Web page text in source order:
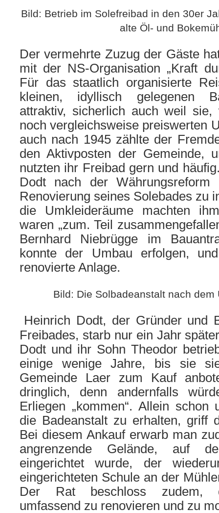
Bild: Betrieb im Solefreibad in den 30er
alte Öl- und
Der vermehrte Zuzug der Gäste
mit der NS-Organisation „Kraft
Für das staatlich organisierte
kleinen, idyllisch gelegenen
attraktiv, sicherlich auch weil
noch vergleichsweise preiswerten
auch nach 1945 zählte der
den Aktivposten der Gemeinde,
nutzten ihr Freibad gern und
Dodt nach der
Renovierung seines Solebades zu
die Umkleideräume machten
waren „zum. Teil
Bernhard Niebrügge im
konnte der Umbau erfolgen,
renovierte Anlage.
Bild: Die Solbadeanstalt nach dem
Heinrich Dodt, der Gründer und
Freibades, starb nur ein Jahr
Dodt und ihr Sohn Theodor
einige wenige Jahre, bis sie
Gemeinde Laer zum Kauf
dringlich, denn andernfalls
Erliegen „kommen“. Allein schon
die Badeanstalt zu erhalten, griff
Bei diesem Ankauf erwarb man
angrenzende Gelände, auf
eingerichtet wurde, der
eingerichteten Schule an der
Der Rat beschloss zudem,
umfassend zu renovieren und zu